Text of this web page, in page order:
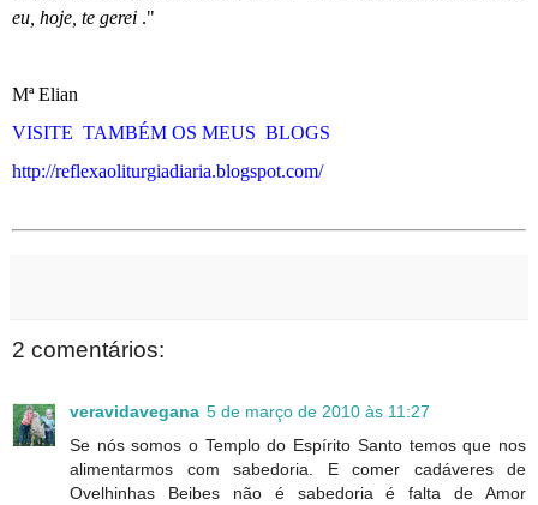
eu, hoje, te gerei ."
Mª Elian
VISITE TAMBÉM OS MEUS BLOGS
http://reflexaoliturgiadiaria.blogspot.com/
2 comentários:
veravidavegana 5 de março de 2010 às 11:27
Se nós somos o Templo do Espírito Santo temos que nos
alimentarmos com sabedoria. E comer cadáveres de
Ovelhinhas Beibes não é sabedoria é falta de Amor